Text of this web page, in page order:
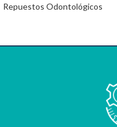
Repuestos Odontológicos